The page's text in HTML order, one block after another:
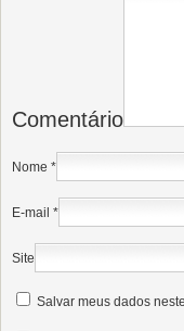
Comentário
Nome *
E-mail *
Site
Salvar meus dados